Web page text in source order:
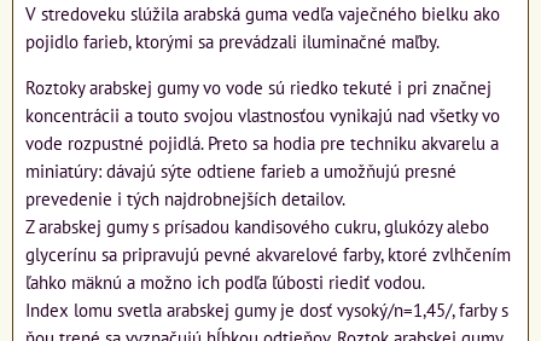
V stredoveku slúžila arabská guma vedľa vaječného bielku ako
pojidlo farieb, ktorými sa prevádzali iluminačné maľby.
Roztoky arabskej gumy vo vode sú riedko tekuté i pri značnej
koncentrácii a touto svojou vlastnosťou vynikajú nad všetky vo
vode rozpustné pojidlá. Preto sa hodia pre techniku akvarelu a
miniatúry: dávajú sýte odtiene farieb a umožňujú presné
prevedenie i tých najdrobnejších detailov.
Z arabskej gumy s prísadou kandisového cukru, glukózy alebo
glycerínu sa pripravujú pevné akvarelové farby, ktoré zvlhčením
ľahko mäknú a možno ich podľa ľúbosti riediť vodou.
Index lomu svetla arabskej gumy je dosť vysoký/n=1,45/, farby s